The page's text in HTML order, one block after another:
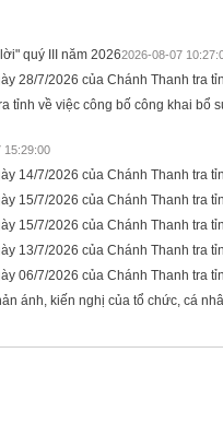
quý III năm 20262026-08-07
28/7/2026 của Chánh Thanh tra
tỉnh về việc công bố công khai bổ
15:29:00
14/7/2026 của Chánh Thanh tra
15/7/2026 của Chánh Thanh tra
15/7/2026 của Chánh Thanh tra
13/7/2026 của Chánh Thanh tra
06/7/2026 của Chánh Thanh tra
ánh, kiến nghị của tổ chức, cá